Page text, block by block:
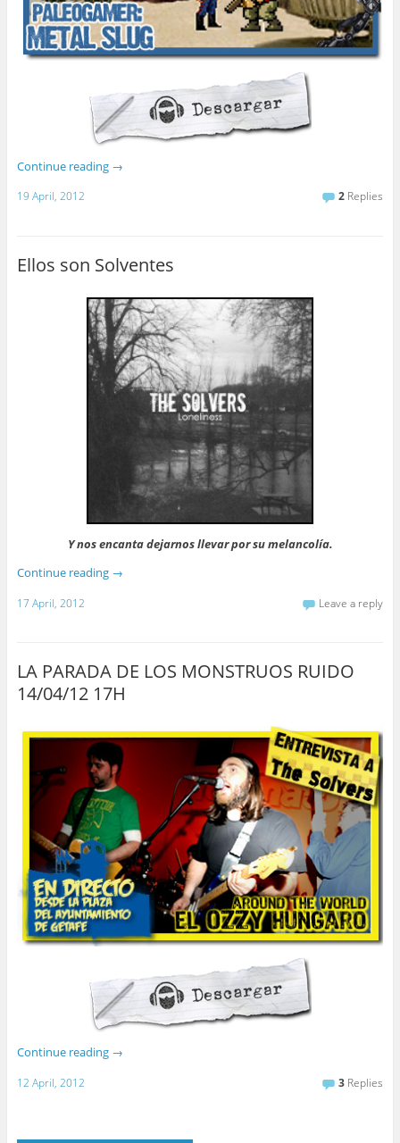
Continue reading →
19 April, 2012 2 Replies
Ellos son Solventes
Y nos encanta dejarnos llevar por su melancolía.
Continue reading →
17 April, 2012 Leave a reply
LA PARADA DE LOS MONSTRUOS RUIDO
14/04/12 17H
Continue reading →
12 April, 2012 3 Replies